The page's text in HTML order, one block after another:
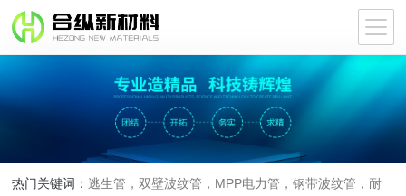
热门关键词：逃生管，双壁波纹管，MPP电力管，钢带波纹管，耐